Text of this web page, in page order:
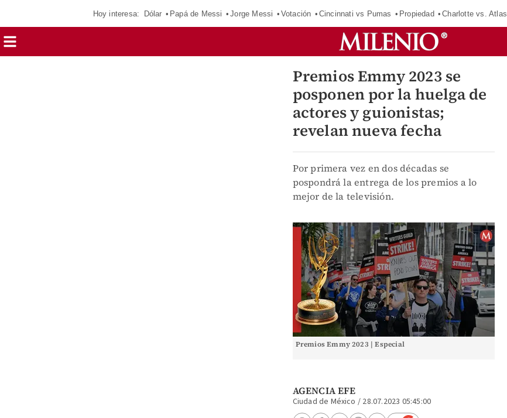
Hoy interesa: Dólar Papá de Messi Jorge Messi Votación Cincinnati vs Pumas Propiedad Charlotte vs. Atlas
Premios Emmy 2023 se
posponen por la huelga de
actores y guionistas;
revelan nueva fecha
Por primera vez en dos décadas se
pospondrá la entrega de los premios a lo
mejor de la televisión.
Premios Emmy 2023 | Especial
AGENCIA EFE
Ciudad de México / 28.07.2023 05:45:00